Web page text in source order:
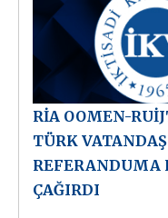
RİA OOMEN-
TÜRK
REFERANDUMA
ÇAĞIRDI